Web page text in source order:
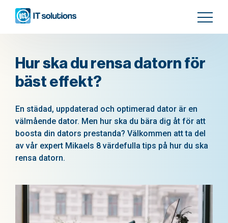
Hur ska du rensa datorn för
bäst effekt?
En städad, uppdaterad och optimerad dator är en
välmående dator. Men hur ska du bära dig åt för att
boosta din dators prestanda? Välkommen att ta del
av vår expert Mikaels 8 värdefulla tips på hur du ska
rensa datorn.